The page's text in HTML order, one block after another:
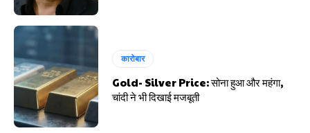
कारोबार
Gold- Silver Price: सोना हुआ और महंगा,
चांदी ने भी दिखाई मजबूती